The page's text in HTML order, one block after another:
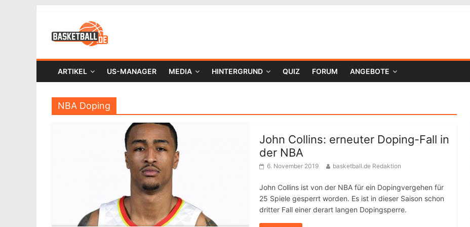
ARTIKEL US-MANAGER MEDIA HINTERGRUND QUIZ FORUM ANGEBOTE
NBA Doping
John Collins: erneuter Doping-Fall in
der NBA
6. November 2019 basketball.de Redaktion
John Collins ist von der NBA für ein Dopingvergehen für
25 Spiele gesperrt worden. Es ist in dieser Saison schon
dritter Fall einer derart langen Dopingsperre.